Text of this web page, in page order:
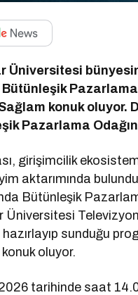
Üniversitesi
Bütünleşik
konuk oluyor.
Pazarlama
girişimcilik
aktarımında
Bütünleşik
Üniversitesi
hazırlayıp sunduğu
oluyor.
tarihinde saat